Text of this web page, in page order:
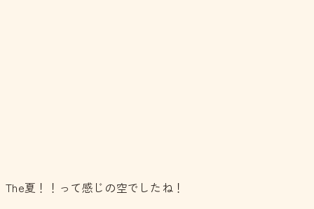
The夏！！って感じの空でしたね！